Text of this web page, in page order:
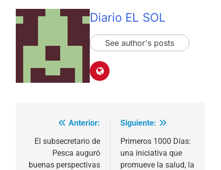
Diario EL SOL
See author's posts
Navegación
de
entradas
Anterior:
El subsecretario de
Pesca auguró
buenas perspectivas
Siguiente:
Primeros 1000 Días:
una iniciativa que
promueve la salud, la